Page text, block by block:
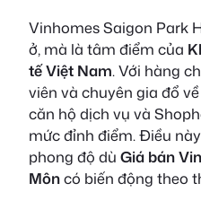
Vinhomes Saigon Park
ở, mà là tâm điểm của
tế Việt Nam. Với hàng
viên và chuyên gia đổ
căn hộ dịch vụ và
mức đỉnh điểm. Điều
phong độ dù Giá bán
Môncó biến động theo